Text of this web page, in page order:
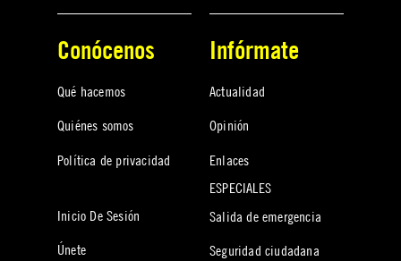
Conócenos
Qué hacemos
Quiénes somos
Política de privacidad
Inicio De Sesión
Únete
Infórmate
Actualidad
Opinión
Enlaces
ESPECIALES
Salida de emergencia
Seguridad ciudadana